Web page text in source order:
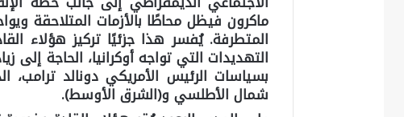
ماكرون فيظل محاطًا بالأزمات المتلاحقة
المتطرفة. يُفسر هذا جزئيًا تركيز هؤلاء
التهديدات التي تواجه أوكرانيا، الحاجة إلى
بسياسات الرئيس الأمريكي دونالد
شمال الأطلسي و(الشرق الأوسط).